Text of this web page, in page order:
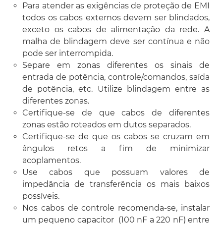
Para atender as exigências de proteção de EMI
todos os cabos externos devem ser blindados,
exceto os cabos de alimentação da rede. A
malha de blindagem deve ser contínua e não
pode ser interrompida.
Separe em zonas diferentes os sinais de
entrada de potência, controle/comandos, saída
de potência, etc. Utilize blindagem entre as
diferentes zonas.
Certifique-se de que cabos de diferentes
zonas estão roteados em dutos separados.
Certifique-se de que os cabos se cruzam em
ângulos retos a fim de minimizar
acoplamentos.
Use cabos que possuam valores de
impedância de transferência os mais baixos
possíveis.
Nos cabos de controle recomenda-se, instalar
um pequeno capacitor (100 nF a 220 nF) entre